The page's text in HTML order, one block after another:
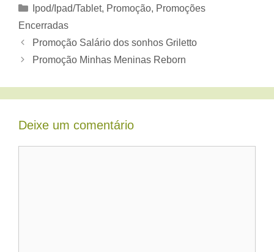
Categorias
Ipod/Ipad/Tablet, Promoção, Promoções
Encerradas
Promoção Salário dos sonhos Griletto
Promoção Minhas Meninas Reborn
Deixe um comentário